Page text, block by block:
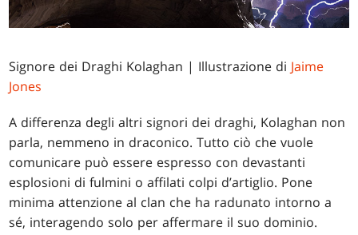
Signore dei Draghi Kolaghan | Illustrazione di Jaime
Jones
A differenza degli altri signori dei draghi, Kolaghan non
parla, nemmeno in draconico. Tutto ciò che vuole
comunicare può essere espresso con devastanti
esplosioni di fulmini o affilati colpi d’artiglio. Pone
minima attenzione al clan che ha radunato intorno a
sé, interagendo solo per affermare il suo dominio.